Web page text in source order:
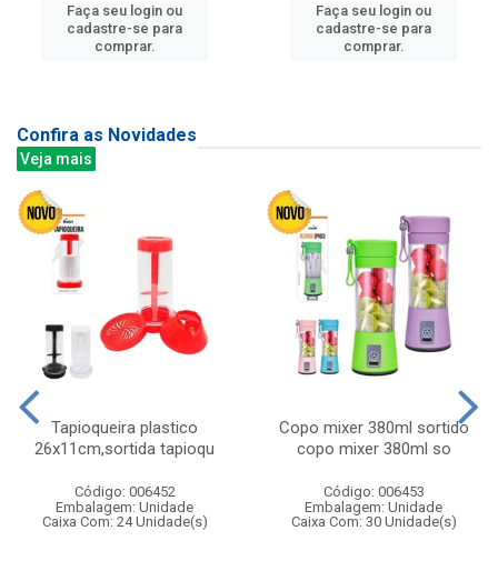
Faça seu login ou
cadastre-se para
comprar.
Faça seu login ou
cadastre-se para
comprar.
Confira as Novidades
Veja mais
Tapioqueira plastico
26x11cm,sortida tapioqu
Código: 006452
Embalagem: Unidade
Caixa Com: 24 Unidade(s)
Copo mixer 380ml sortido
copo mixer 380ml so
Código: 006453
Embalagem: Unidade
Caixa Com: 30 Unidade(s)